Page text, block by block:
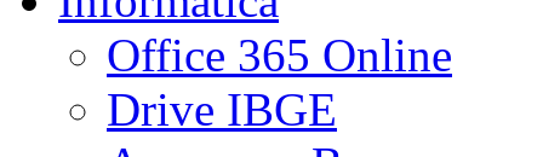
Office 365 Online
Drive IBGE